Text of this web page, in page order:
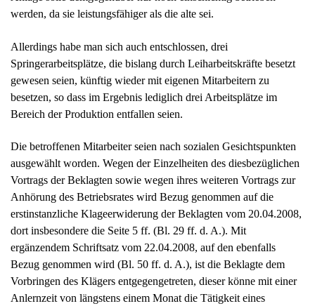
Die betroffenen Mitarbeiter seien nach sozialen Gesichtspunkten
Vortrags der Beklagten sowie wegen ihres weiteren Vortrags zur
Anhörung des Betriebsrates wird Bezug genommen auf die
erstinstanzliche Klageerwiderung der Beklagten vom 20.04.2008,
dort insbesondere die Seite 5 ff. (Bl. 29 ff. d. A.). Mit
ergänzendem Schriftsatz vom 22.04.2008, auf den ebenfalls
Vorbringen des Klägers entgegengetreten, dieser könne mit einer
Anlernzeit von längstens einem Monat die Tätigkeit eines
Vorarbeiters übernehmen. Zudem hat sie im Hinblick auf die
soziale Auswahl vorgebracht, dass der Mitarbeiter C.
Leistungsträger sei, weil er die Funktion als Vorarbeitervertreter
wahrnehme. Dies könne der Kläger nicht.
Mit Urteil vom 24.07.2008 hat das Arbeitsgericht der Klage
stattgegeben.